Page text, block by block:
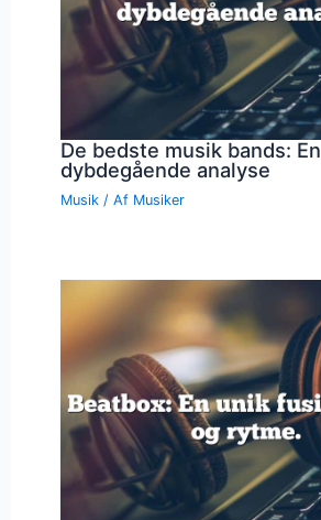
De bedste musik bands: En
dybdegående analyse
Musik / Af Musiker